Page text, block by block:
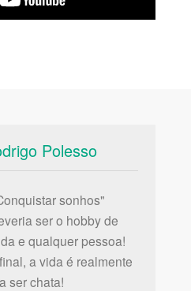
Polesso
sonhos"
ser o hobby de
e qualquer pessoa!
a vida é realmente
ser chata!